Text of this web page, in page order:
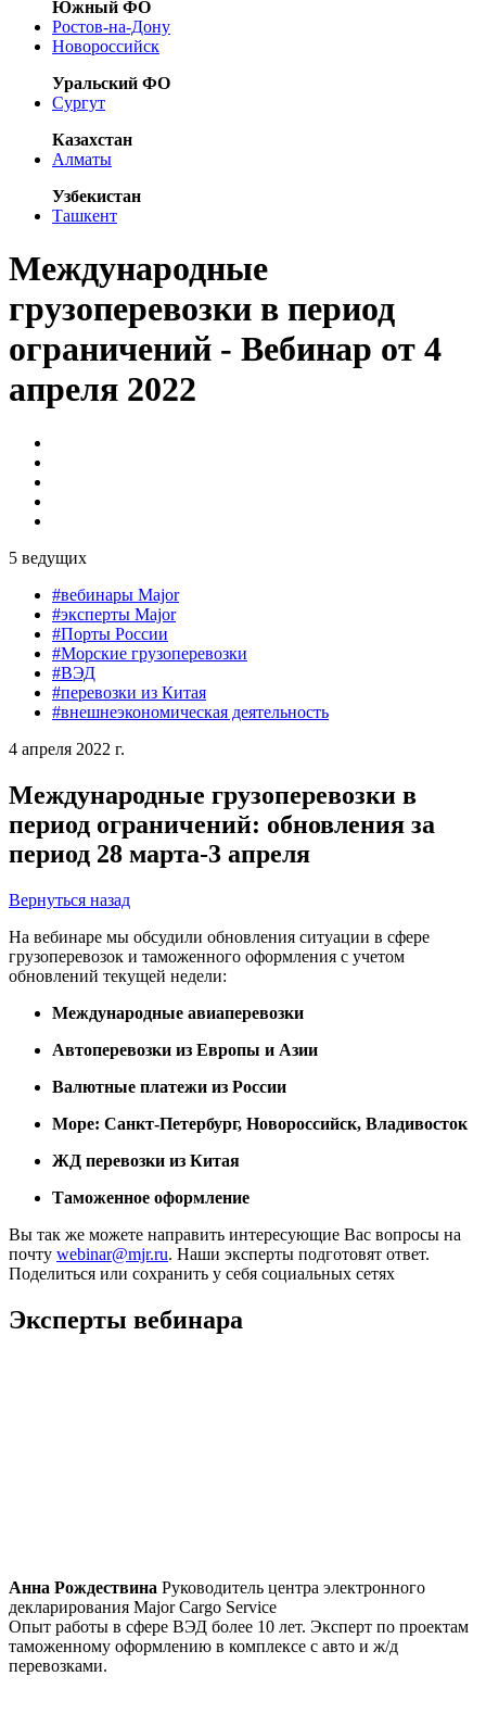
Южный ФО
Ростов-на-Дону
Новороссийск
Уральский ФО
Сургут
Казахстан
Алматы
Узбекистан
Ташкент
Международные
грузоперевозки в период
ограничений - Вебинар от 4
апреля 2022
5 ведущих
#вебинары Major
#эксперты Major
#Порты России
#Морские грузоперевозки
#ВЭД
#перевозки из Китая
#внешнеэкономическая деятельность
4 апреля 2022 г.
Международные грузоперевозки в
период ограничений: обновления за
период 28 марта-3 апреля
Вернуться назад
На вебинаре мы обсудили обновления ситуации в сфере
грузоперевозок и таможенного оформления с учетом
обновлений текущей недели:
Международные авиаперевозки
Автоперевозки из Европы и Азии
Валютные платежи из России
Море: Санкт-Петербург, Новороссийск, Владивосток
ЖД перевозки из Китая
Таможенное оформление
Вы так же можете направить интересующие Вас вопросы на
почту webinar@mjr.ru. Наши эксперты подготовят ответ.
Поделиться или сохранить у себя социальных сетях
Эксперты вебинара
Анна Рождествина Руководитель центра электронного
декларирования Major Cargo Service
Опыт работы в сфере ВЭД более 10 лет. Эксперт по проектам
таможенному оформлению в комплексе с авто и ж/д
перевозками.